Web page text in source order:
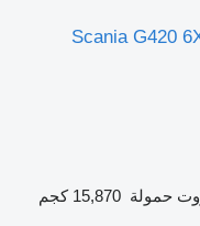
Scania G420
حمولة 15,870 كجم